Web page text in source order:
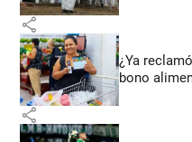
share
¿Ya
bono
share